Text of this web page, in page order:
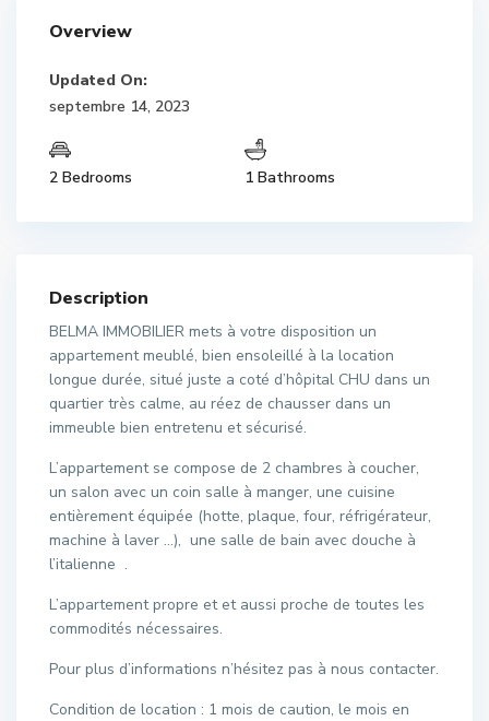
Overview
Updated On:
septembre 14, 2023
2 Bedrooms 1 Bathrooms
Description
BELMA IMMOBILIER mets à votre disposition un
appartement meublé, bien ensoleillé à la location
longue durée, situé juste a coté d’hôpital CHU dans un
quartier très calme, au réez de chausser dans un
immeuble bien entretenu et sécurisé.
L’appartement se compose de 2 chambres à coucher,
un salon avec un coin salle à manger, une cuisine
entièrement équipée (hotte, plaque, four, réfrigérateur,
machine à laver …), une salle de bain avec douche à
l’italienne .
L’appartement propre et et aussi proche de toutes les
commodités nécessaires.
Pour plus d’informations n’hésitez pas à nous contacter.
Condition de location : 1 mois de caution, le mois en